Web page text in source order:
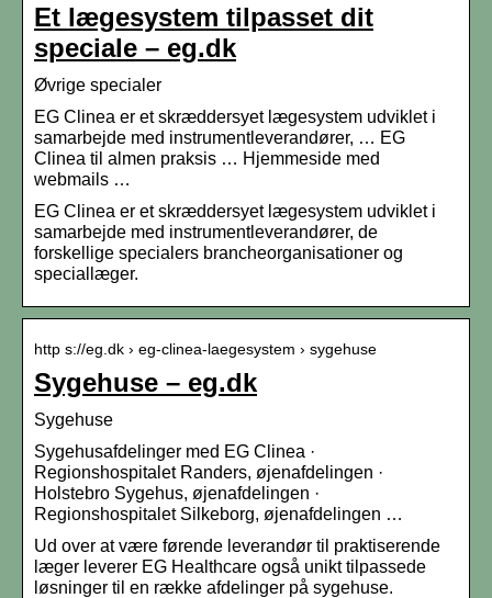
Et lægesystem tilpasset dit
speciale – eg.dk
Øvrige specialer
EG Clinea er et skræddersyet lægesystem udviklet i
samarbejde med instrumentleverandører, … EG
Clinea til almen praksis … Hjemmeside med
webmails …
EG Clinea er et skræddersyet lægesystem udviklet i
samarbejde med instrumentleverandører, de
forskellige specialers brancheorganisationer og
speciallæger.
http s://eg.dk › eg-clinea-laegesystem › sygehuse
Sygehuse – eg.dk
Sygehuse
Sygehusafdelinger med EG Clinea ·
Regionshospitalet Randers, øjenafdelingen ·
Holstebro Sygehus, øjenafdelingen ·
Regionshospitalet Silkeborg, øjenafdelingen …
Ud over at være førende leverandør til praktiserende
læger leverer EG Healthcare også unikt tilpassede
løsninger til en række afdelinger på sygehuse.